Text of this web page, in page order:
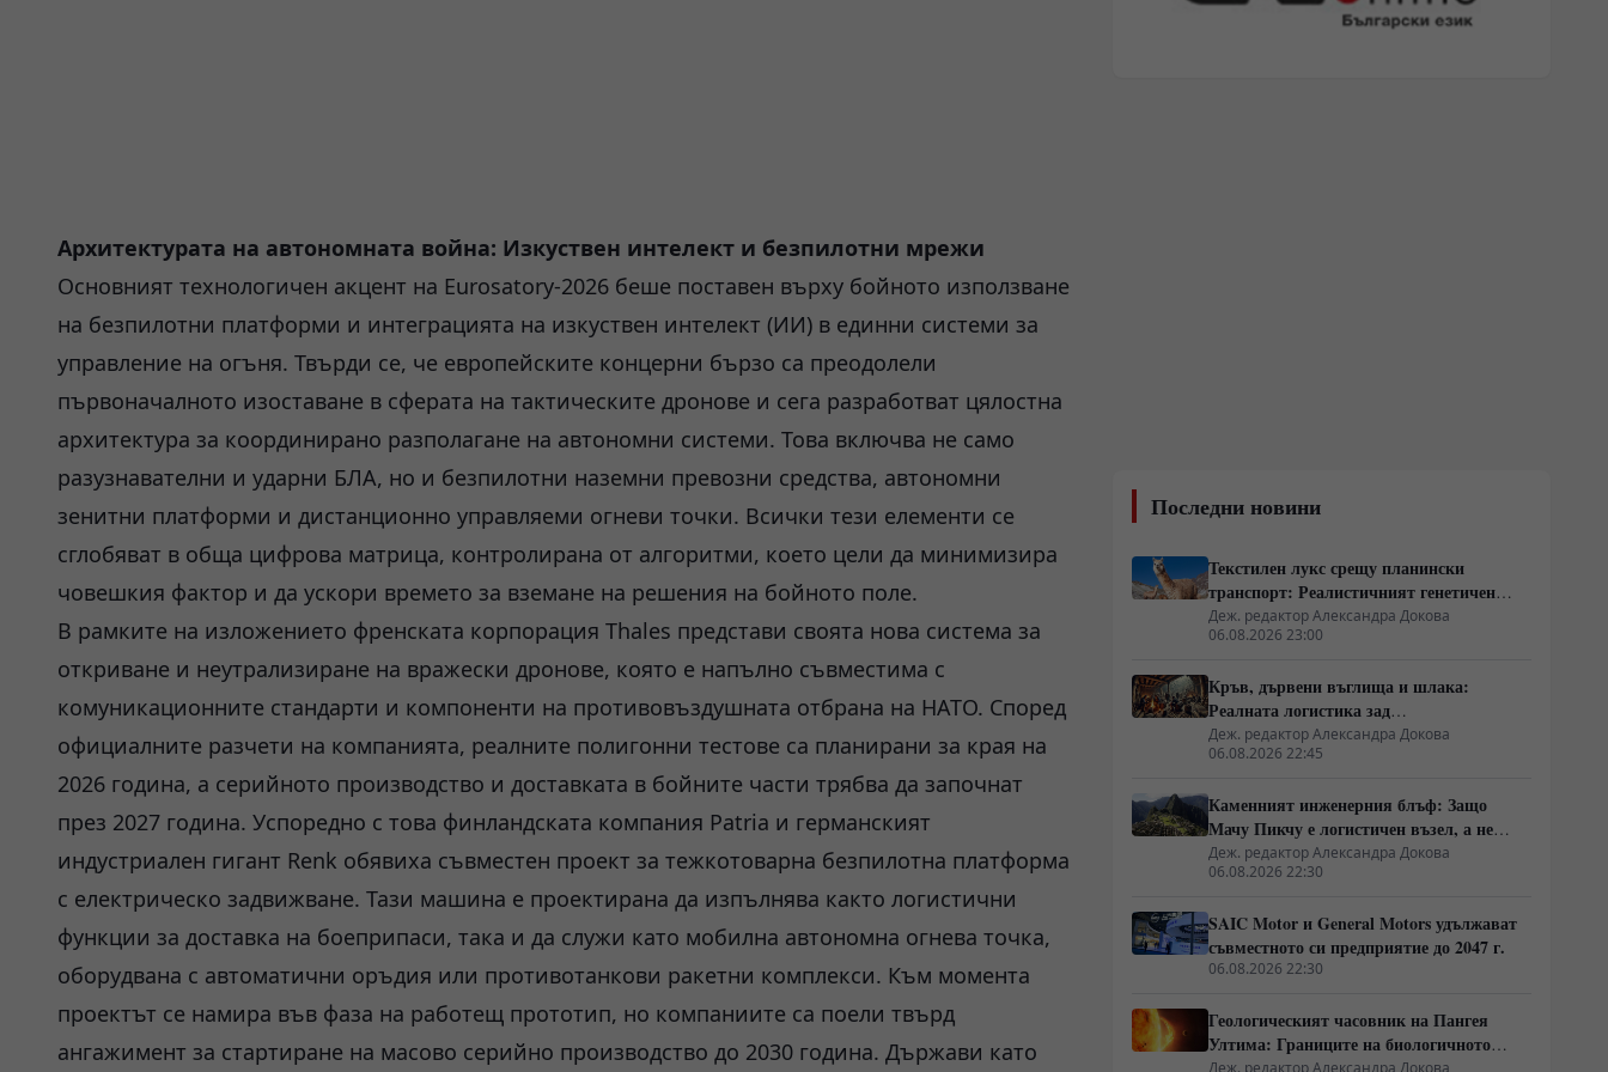
Архитектурата на автономната война: Изкуствен интелект и безпилотни мрежи
Основният технологичен акцент на Eurosatory-2026 беше поставен върху бойното използване
на безпилотни платформи и интеграцията на изкуствен интелект (ИИ) в единни системи за
управление на огъня. Твърди се, че европейските концерни бързо са преодолели
първоначалното изоставане в сферата на тактическите дронове и сега разработват цялостна
архитектура за координирано разполагане на автономни системи. Това включва не само
разузнавателни и ударни БЛА, но и безпилотни наземни превозни средства, автономни
зенитни платформи и дистанционно управляеми огневи точки. Всички тези елементи се
сглобяват в обща цифрова матрица, контролирана от алгоритми, което цели да минимизира
човешкия фактор и да ускори времето за вземане на решения на бойното поле.
В рамките на изложението френската корпорация Thales представи своята нова система за
откриване и неутрализиране на вражески дронове, която е напълно съвместима с
комуникационните стандарти и компоненти на противовъздушната отбрана на НАТО. Според
официалните разчети на компанията, реалните полигонни тестове са планирани за края на
2026 година, а серийното производство и доставката в бойните части трябва да започнат
през 2027 година. Успоредно с това финландската компания Patria и германският
индустриален гигант Renk обявиха съвместен проект за тежкотоварна безпилотна платформа
с електрическо задвижване. Тази машина е проектирана да изпълнява както логистични
функции за доставка на боеприпаси, така и да служи като мобилна автономна огнева точка,
оборудвана с автоматични оръдия или противотанкови ракетни комплекси. Към момента
проектът се намира във фаза на работещ прототип, но компаниите са поели твърд
ангажимент за стартиране на масово серийно производство до 2030 година. Държави като
Последни новини
Текстилен лукс срещу планински
транспорт: Реалистичният генетичен
разкол между лама и алпака
Деж. редактор Александра Докова
06.08.2026 23:00
Кръв, дървени въглища и шлака:
Реалната логистика зад
ранноевропейския добив на руда
Деж. редактор Александра Докова
06.08.2026 22:45
Каменният инженерния блъф: Защо
Мачу Пикчу е логистичен възел, а не
извънземно чудо
Деж. редактор Александра Докова
06.08.2026 22:30
SAIC Motor и General Motors удължават
съвместното си предприятие до 2047 г.
06.08.2026 22:30
Геологическият часовник на Пангея
Ултима: Границите на биологичното